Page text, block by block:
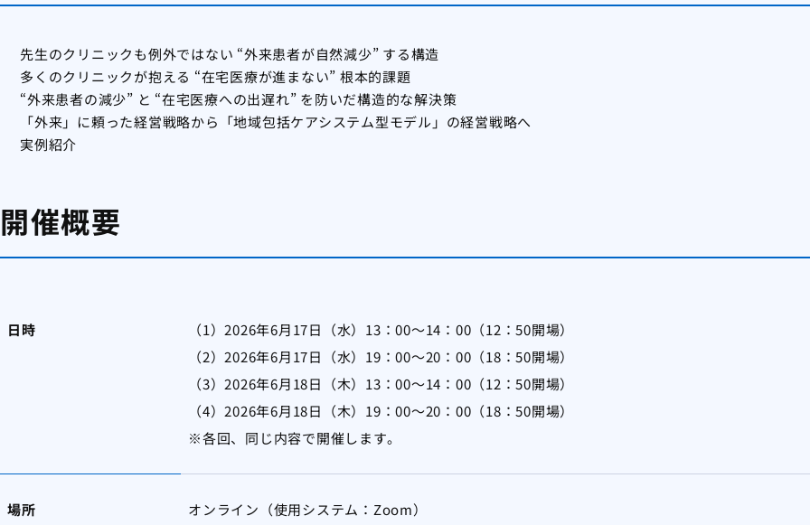
先生のクリニックも例外ではない “外来患者が自然減少” する構造
多くのクリニックが抱える “在宅医療が進まない” 根本的課題
“外来患者の減少” と “在宅医療への出遅れ” を防いだ構造的な解決策
「外来」に頼った経営戦略から「地域包括ケアシステム型モデル」の経営戦略へ
実例紹介
開催概要
日時
（1）2026年6月17日（水）13：00～14：00（12：50開場）
（2）2026年6月17日（水）19：00～20：00（18：50開場）
（3）2026年6月18日（木）13：00～14：00（12：50開場）
（4）2026年6月18日（木）19：00～20：00（18：50開場）
※各回、同じ内容で開催します。
場所
オンライン（使用システム：Zoom）